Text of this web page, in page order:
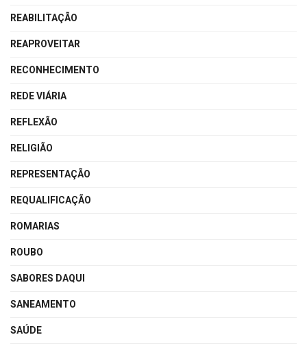
REABILITAÇÃO
REAPROVEITAR
RECONHECIMENTO
REDE VIÁRIA
REFLEXÃO
RELIGIÃO
REPRESENTAÇÃO
REQUALIFICAÇÃO
ROMARIAS
ROUBO
SABORES DAQUI
SANEAMENTO
SAÚDE